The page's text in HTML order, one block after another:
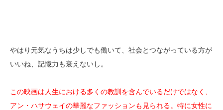
やはり元気なうちは少しでも働いて、社会とつながっている方が
いいね、記憶力も衰えないし。
この映画は人生における多くの教訓を含んでいるだけではなく、
アン・ハサウェイの華麗なファッションも見られる。特に女性に